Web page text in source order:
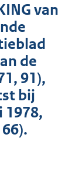
van
de
91),
bij
1978,